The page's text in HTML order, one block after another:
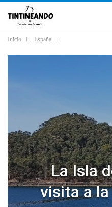
Inicio España
La Isla
visita a